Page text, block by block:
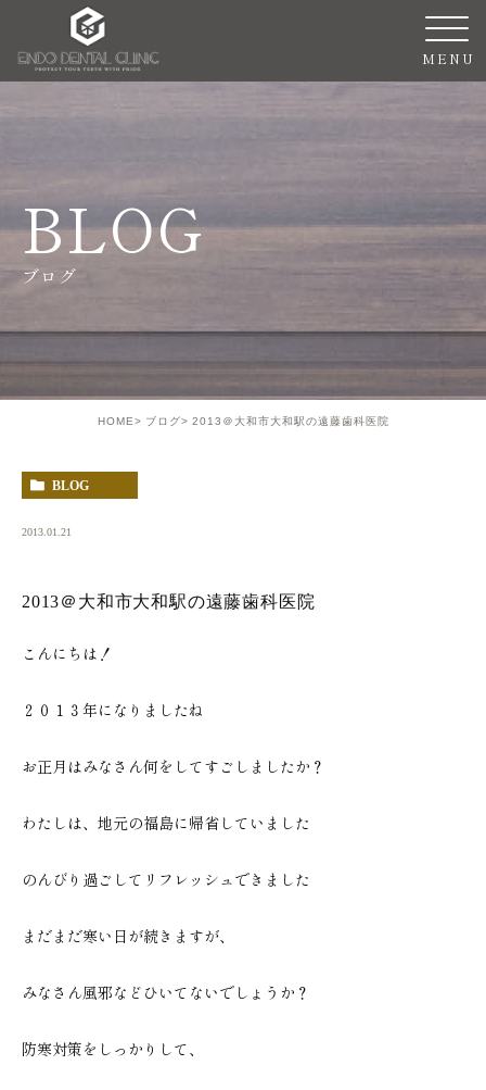
BLOG
ブログ
HOME ブログ 2013＠大和市大和駅の遠藤歯科医院
BLOG
2013.01.21
2013＠大和市大和駅の遠藤歯科医院
こんにちは！
２０１３年になりましたね
お正月はみなさん何をしてすごしましたか？
わたしは、地元の福島に帰省していました
のんびり過ごしてリフレッシュできました
まだまだ寒い日が続きますが、
みなさん風邪などひいてないでしょうか？
防寒対策をしっかりして、